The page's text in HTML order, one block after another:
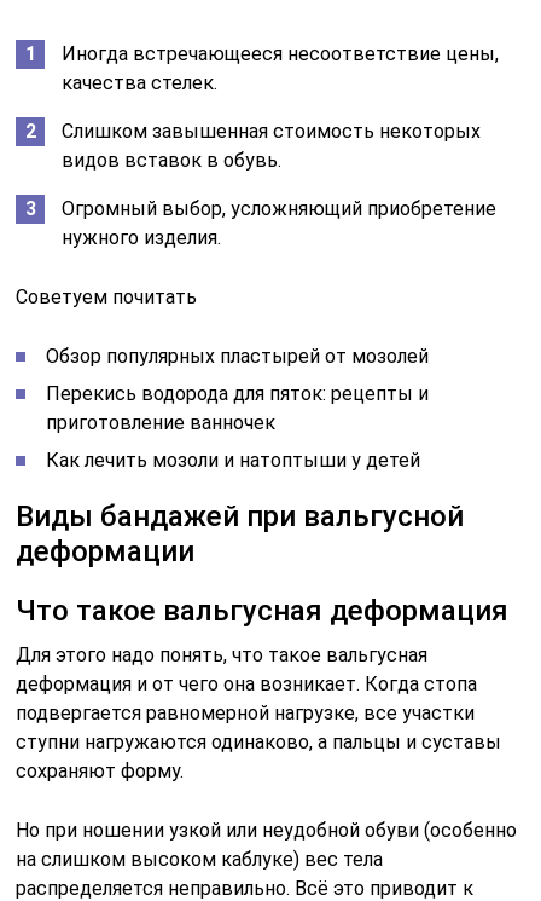
Иногда встречающееся несоответствие цены,
качества стелек.
Слишком завышенная стоимость некоторых
видов вставок в обувь.
Огромный выбор, усложняющий приобретение
нужного изделия.
Советуем почитать
Обзор популярных пластырей от мозолей
Перекись водорода для пяток: рецепты и
приготовление ванночек
Как лечить мозоли и натоптыши у детей
Виды бандажей при вальгусной
деформации
Что такое вальгусная деформация
Для этого надо понять, что такое вальгусная
деформация и от чего она возникает. Когда стопа
подвергается равномерной нагрузке, все участки
ступни нагружаются одинаково, а пальцы и суставы
сохраняют форму.
Но при ношении узкой или неудобной обуви (особенно
на слишком высоком каблуке) вес тела
распределяется неправильно. Всё это приводит к